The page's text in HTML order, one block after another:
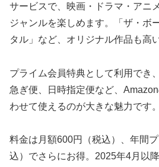
サービスで、映画・ドラマ・アニ
ジャンルを楽しめます。「ザ・ボ
タル」など、オリジナル作品も高
プライム会員特典として利用でき
急ぎ便、日時指定便など、
わせて使えるのが大きな魅力です。
料金は月額600円（税込）、年間
込）でさらにお得。2025年4月以